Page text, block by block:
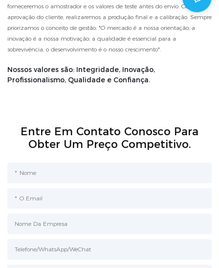
forneceremos o amostrador e os valores de teste antes do envio. Com a
aprovação do cliente, realizaremos a produção final e a calibração. Sempre
priorizamos o conceito de gestão: "O mercado é a nossa orientação; a
inovação é a nossa motivação; a qualidade é essencial para a
sobrevivência; o desenvolvimento é o nosso crescimento".
Nossos valores são: Integridade, Inovação,
Profissionalismo, Qualidade e Confiança.
Entre Em Contato Conosco Para
Obter Um Preço Competitivo.
Nome
O Email
Nome Da Empresa
Telefone/WhatsApp/WeChat